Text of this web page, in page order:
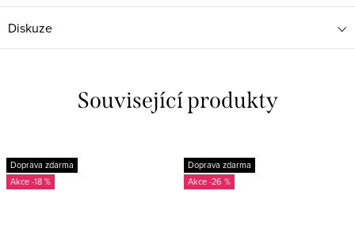
Diskuze
Související produkty
Doprava zdarma
-18 %
Doprava zdarma
-26 %